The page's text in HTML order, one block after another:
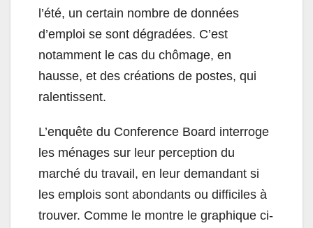
l’été, un certain nombre de données
d’emploi se sont dégradées. C’est
notamment le cas du chômage, en
hausse, et des créations de postes, qui
ralentissent.
L’enquête du Conference Board interroge
les ménages sur leur perception du
marché du travail, en leur demandant si
les emplois sont abondants ou difficiles à
trouver. Comme le montre le graphique ci-